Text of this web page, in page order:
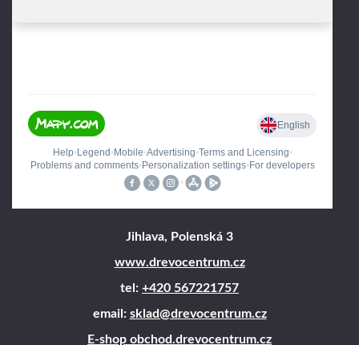
Jihlava, Polenská 3
www.drevocentrum.cz
tel: +420 567221757
email: sklad@drevocentrum.cz
E-shop obchod.drevocentrum.cz